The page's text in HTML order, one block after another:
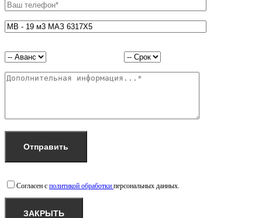
Согласен с политикой обработки персональных данных.
ЗАКРЫТЬ